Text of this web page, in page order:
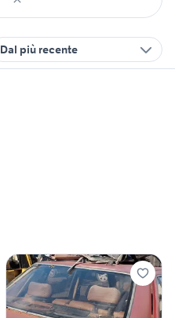
Dal più recente